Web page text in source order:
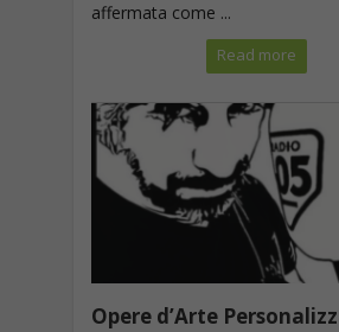
affermata come ...
Read more
Opere d’Arte